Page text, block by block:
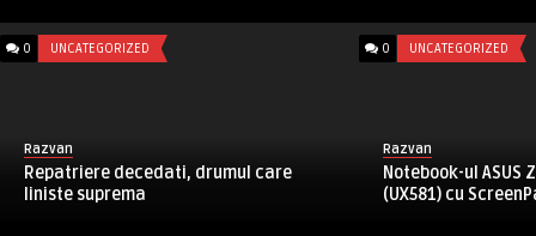
0 UNCATEGORIZED
Razvan
Repatriere decedati, drumul care
liniste suprema
0 UNCATEGORIZED
Razvan
Notebook-ul ASUS
(UX581) cu